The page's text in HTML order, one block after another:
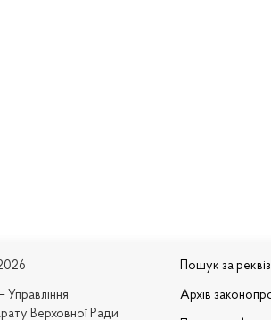
Управління
Верховної Ради
Пошук за
Архів